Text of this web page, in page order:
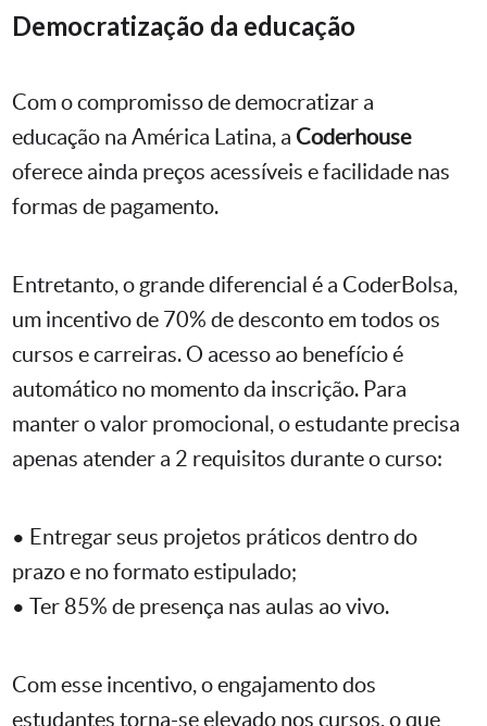
Democratização da educação
Com o compromisso de democratizar a
educação na América Latina, a Coderhouse
oferece ainda preços acessíveis e facilidade nas
formas de pagamento.
Entretanto, o grande diferencial é a CoderBolsa,
um incentivo de 70% de desconto em todos os
cursos e carreiras. O acesso ao benefício é
automático no momento da inscrição. Para
manter o valor promocional, o estudante precisa
apenas atender a 2 requisitos durante o curso:
• Entregar seus projetos práticos dentro do
prazo e no formato estipulado;
• Ter 85% de presença nas aulas ao vivo.
Com esse incentivo, o engajamento dos
estudantes torna-se elevado nos cursos, o que